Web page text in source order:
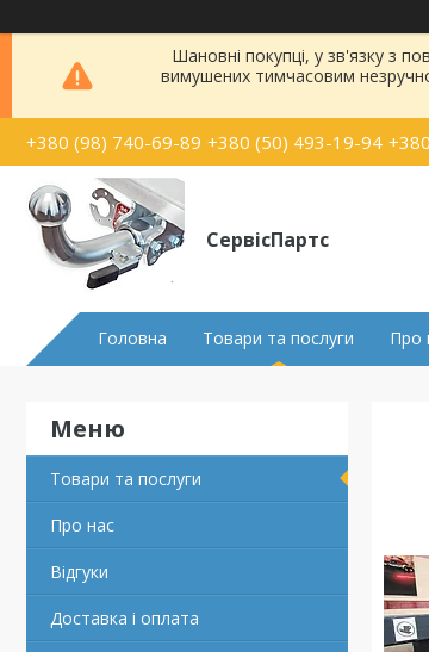
Шановні покупці, у зв'язку з
вимушених тимчасовим
+380 (98) 740-69-89 +380 (50) 493-19-94
СервісПартс
Головна Товари та послуги Про
Товари та послуги
Про нас
Відгуки
Доставка і оплата